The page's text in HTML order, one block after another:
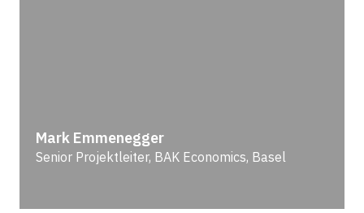
Mark Emmenegger
Senior Projektleiter, BAK Economics, Basel